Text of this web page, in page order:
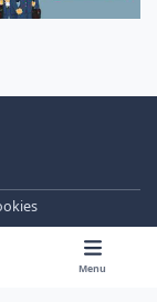
2003
Menu